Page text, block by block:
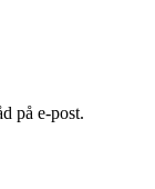
på e-post.